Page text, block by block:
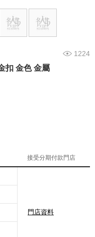
1224
扣 金色 金屬
接受分期付款門店
門店資料